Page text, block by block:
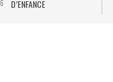
D’ENFANCE